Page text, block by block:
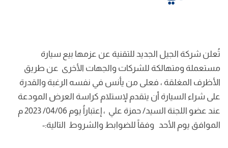
تُعلن شركة الجيل الجديد للتقنية عن عزمها بيع سيارة
مستعملة ومتهالكة للشركات والجهات الأخرى عن طريق
الأظرف المغلقة ، فعلى من يأنس في نفسه الرغبة والقدرة
على شراء السيارة أن يتقدم لإستلام كراسة العرض المودعة
عند عضو اللجنة السيد/ حمزة علي ، إعتباراُ يوم 04/06/ 2023 م
الموافق يوم الأحد وفقاً للضوابط والشروط التالية:-